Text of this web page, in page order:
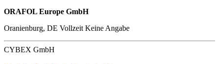
ORAFOL Europe GmbH
Oranienburg, DE Vollzeit Keine Angabe
CYBEX GmbH